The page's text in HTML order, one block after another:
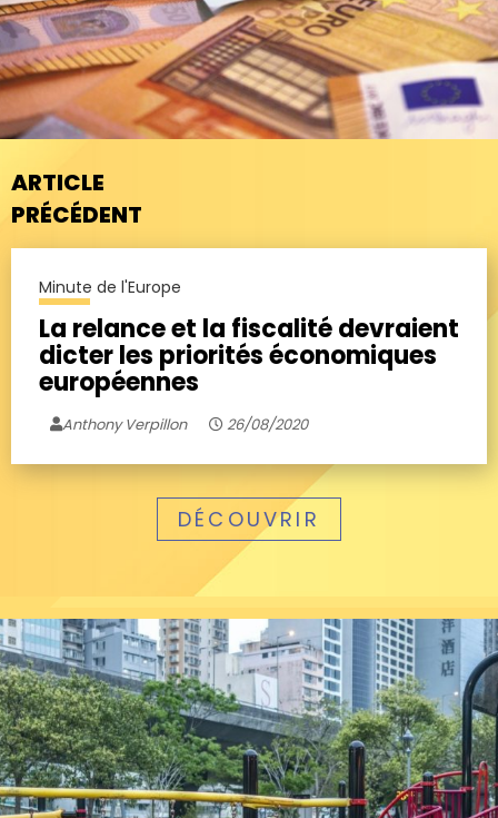
ARTICLE
PRÉCÉDENT
Minute de l'Europe
La relance et la fiscalité devraient
dicter les priorités économiques
européennes
Anthony Verpillon 26/08/2020
DÉCOUVRIR